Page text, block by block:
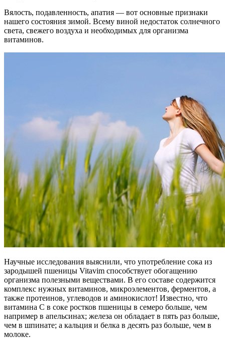
Вялость, подавленность, апатия — вот основные признаки
нашего состояния зимой. Всему виной недостаток солнечного
света, свежего воздуха и необходимых для организма
витаминов.
Научные исследования выяснили, что употребление сока из
зародышей пшеницы Vitavim способствует обогащению
организма полезными веществами. В его составе содержится
комплекс нужных витаминов, микроэлементов, ферментов, а
также протеинов, углеводов и аминокислот! Известно, что
витамина С в соке ростков пшеницы в семеро больше, чем
например в апельсинах; железа он обладает в пять раз больше,
чем в шпинате; а кальция и белка в десять раз больше, чем в
молоке.